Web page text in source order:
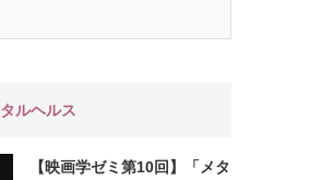
ルヘルス
【映画学ゼミ第10回】「メタ